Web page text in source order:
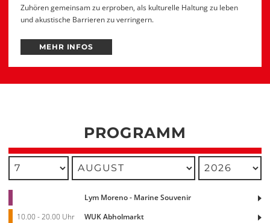
Zuhören gemeinsam zu erproben, als kulturelle Haltung zu leben
und akustische Barrieren zu verringern.
MEHR INFOS
PROGRAMM
AUSWÄHLEN
AUSWÄHLEN
AUSWÄHLEN
Lym Moreno - Marine Souvenir
10.00 - 20.00 Uhr
WUK Abholmarkt